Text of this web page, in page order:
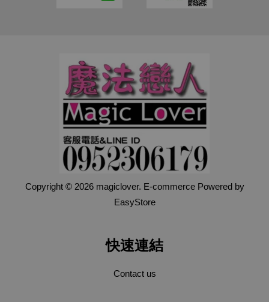
Copyright © 2026 magiclover. E-commerce Powered by
EasyStore
快速連結
Contact us